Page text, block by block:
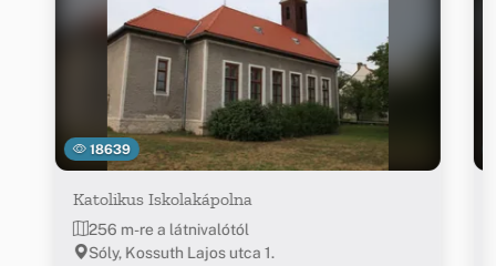
18639
Katolikus Iskolakápolna
256 m-re a látnivalótól
Sóly, Kossuth Lajos utca 1.